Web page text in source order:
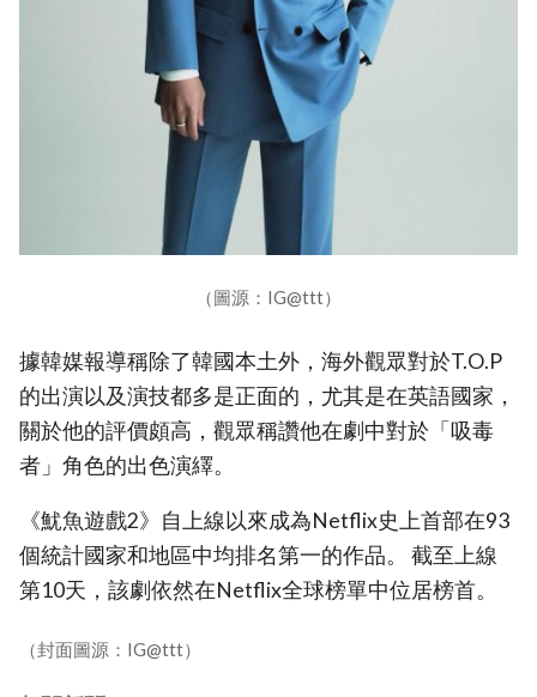
（圖源：IG@ttt）
據韓媒報導稱除了韓國本土外，海外觀眾對於T.O.P
的出演以及演技都多是正面的，尤其是在英語國家，
關於他的評價頗高，觀眾稱讚他在劇中對於「吸毒
者」角色的出色演繹。
《魷魚遊戲2》自上線以來成為Netflix史上首部在93
個統計國家和地區中均排名第一的作品。 截至上線
第10天，該劇依然在Netflix全球榜單中位居榜首。
（封面圖源：IG@ttt）